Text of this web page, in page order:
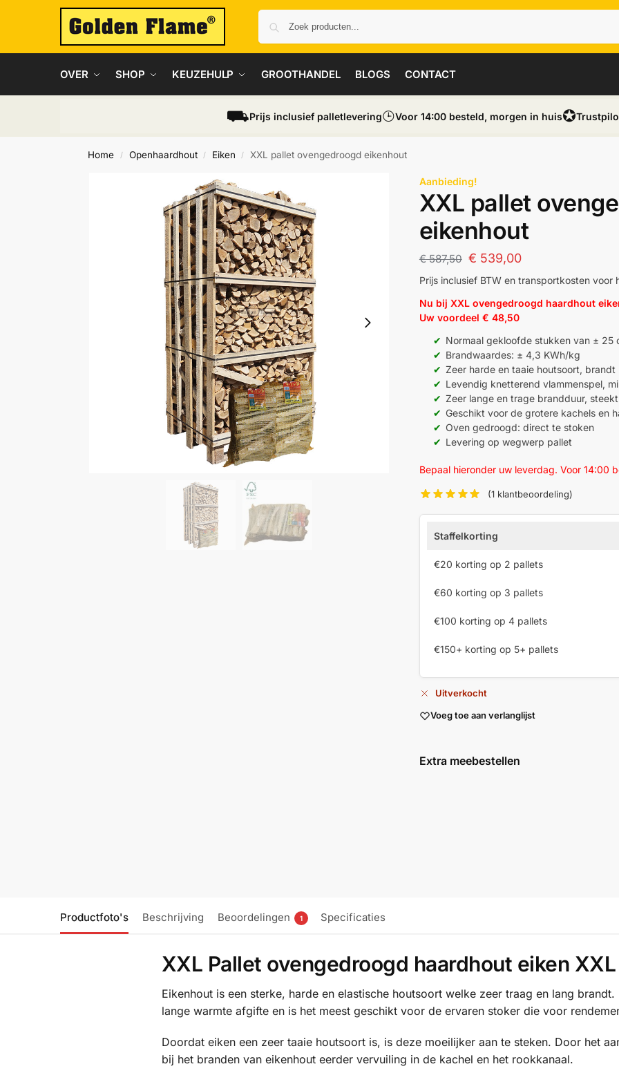
OVER SHOP KEUZEHULP GROOTHANDEL BLOGS CONTACT
⛟Prijs inclusief palletlevering⌚︎Voor 14:00 besteld, morgen in huis✪
Home / Openhaardhout / Eiken / XXL pallet ovengedroogd eikenhout
Aanbieding!
XXL pallet
eikenhout
€587,50 € 539,00
Prijs inclusief BTW en transportkosten
Nu bij XXL ovengedroogd haardhout
Uw voordeel € 48,50
Normaal gekloofde stukken van ± 25
Brandwaardes: ± 4,3 KWh/kg
Zeer harde en taaie houtsoort, brandt
Levendig knetterend vlammenspel,
Zeer lange en trage brandduur,
Geschikt voor de grotere kachels en
Oven gedroogd: direct te stoken
Levering op wegwerp pallet
Bepaal hieronder uw leverdag. Voor 14:00
(1 klantbeoordeling)
Staffelkorting
€20 korting op 2 pallets
€60 korting op 3 pallets
€100 korting op 4 pallets
€150+ korting op 5+ pallets
Uitverkocht
Voeg toe aan verlanglijst
Extra meebestellen
Productfoto's Beschrijving Beoordelingen 1 Specificaties
XXL Pallet ovengedroogd haardhout eiken XXL
Eikenhout is een sterke, harde en elastische houtsoort welke zeer traag en lang
lange warmte afgifte en is het meest geschikt voor de ervaren stoker die voor
Doordat eiken een zeer taaie houtsoort is, is deze moeilijker aan te steken. Door het
bij het branden van eikenhout eerder vervuiling in de kachel en het rookkanaal.